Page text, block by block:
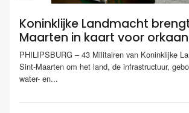
Koninklijke Landmacht
Maarten in kaart voor
PHILIPSBURG – 43 Militairen van Koninklijke
Sint-Maarten om het land, de infrastructuur,
water- en...